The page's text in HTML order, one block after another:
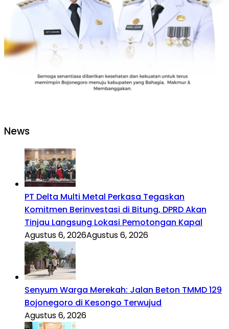
News
PT Delta Multi Metal Perkasa Tegaskan
Komitmen Berinvestasi di Bitung, DPRD Akan
Tinjau Langsung Lokasi Pemotongan Kapal
Agustus 6, 2026Agustus 6, 2026
Senyum Warga Merekah: Jalan Beton TMMD 129
Bojonegoro di Kesongo Terwujud
Agustus 6, 2026